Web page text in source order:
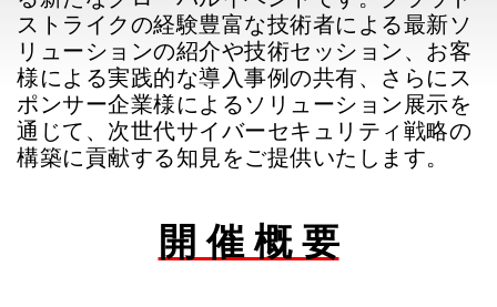
ストライクの経験豊富な技術者による最新ソ
リューションの紹介や技術セッション、お客
様による実践的な導入事例の共有、さらにス
ポンサー企業様によるソリューション展示を
通じて、次世代サイバーセキュリティ戦略の
構築に貢献する知見をご提供いたします。
開 催 概 要